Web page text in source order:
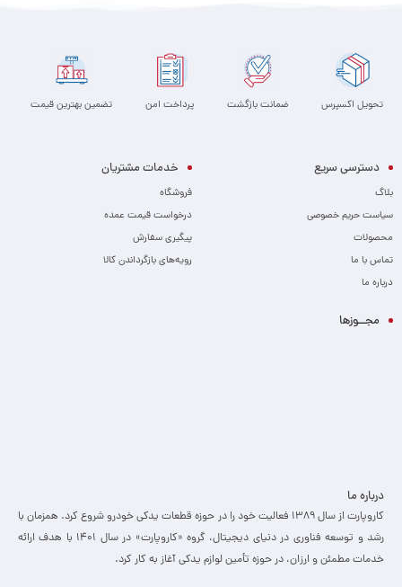
تحویل اکسپرس ضمانت بازگشت پرداخت امن تضمین بهترین قیمت
دسترسی سریع
بلاگ
سیاست حریم خصوصی
محصولات
تماس با ما
درباره ما
خدمات مشتریان
فروشگاه
درخواست قیمت عمده
پیگیری سفارش
رویه‌های بازگرداندن کالا
مجــوزها
درباره ما
کاروپارت از سال ۱۳۸۹ فعالیت خود را در حوزه قطعات یدکی خودرو شروع کرد. همزمان با
رشد و توسعه فناوری در دنیای دیجیتال، گروه «کاروپارت» در سال ۱۴۰۱ با هدف ارائه
خدمات مطمئن و ارزان، ­در حوزه تأمین لوازم یدکی آغاز به کار کرد.